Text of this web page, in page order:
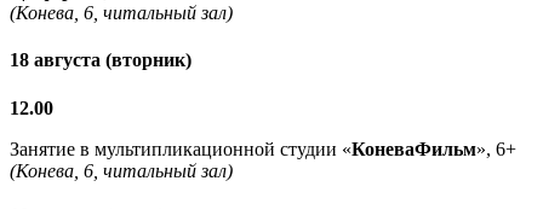
(Конева, 6, читальный зал)
18 августа (вторник)
12.00
Занятие в мультипликационной студии «КоневаФильм», 6+
(Конева, 6, читальный зал)